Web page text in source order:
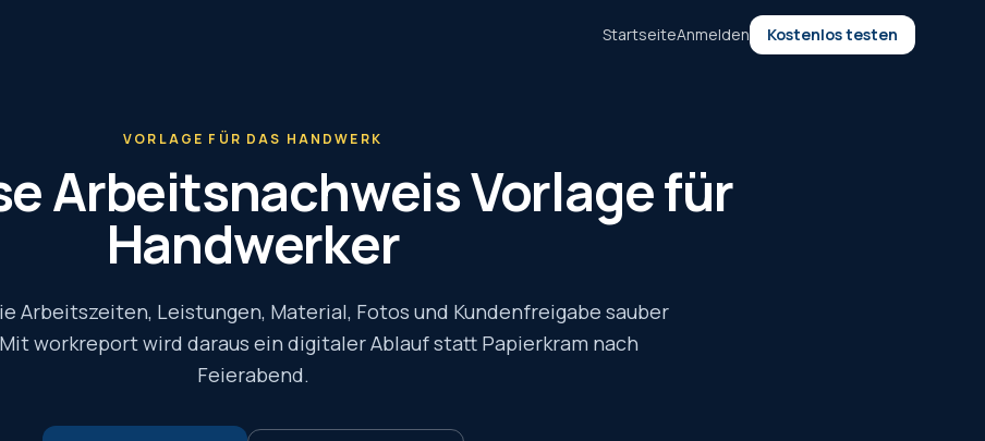
StartseiteAnmelden Kostenlos testen
VORLAGE FÜR DAS HANDWERK
Arbeitsnachweis Vorlage für
Handwerker
Arbeitszeiten, Leistungen, Material, Fotos und Kundenfreigabe sauber
workreport wird daraus ein digitaler Ablauf statt Papierkram nach
Feierabend.